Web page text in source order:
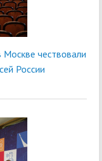
чествовали
России